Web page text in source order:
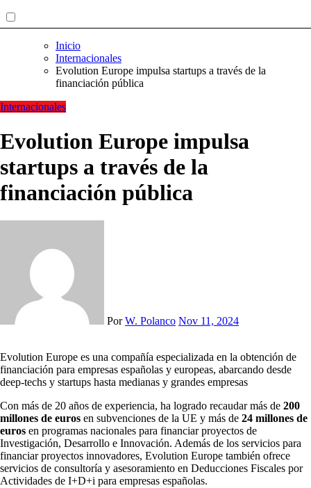
Inicio
Internacionales
Evolution Europe impulsa startups a través de la
financiación pública
Internacionales
Evolution Europe impulsa
startups a través de la
financiación pública
PorW. Polanco Nov 11, 2024
Evolution Europe es una compañía especializada en la obtención de
financiación para empresas españolas y europeas, abarcando desde
deep-techs y startups hasta medianas y grandes empresas
Con más de 20 años de experiencia, ha logrado recaudar más de 200
millones de euros en subvenciones de la UE y más de 24 millones de
euros en programas nacionales para financiar proyectos de
Investigación, Desarrollo e Innovación. Además de los servicios para
financiar proyectos innovadores, Evolution Europe también ofrece
servicios de consultoría y asesoramiento en Deducciones Fiscales por
Actividades de I+D+i para empresas españolas.